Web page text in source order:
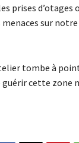
prises d’otages
menaces sur
tombe à
cette zone